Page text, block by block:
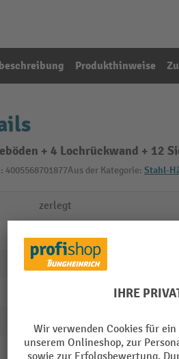
Produkthinweise
+ 4 Lochrückwand + 12
Aus der Kategorie: Stahl-
zerlegt
8 kg
2400 mm
36 kg